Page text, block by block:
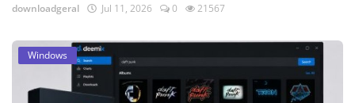
downloadgeral Jul 11, 2026 0 21567
Windows